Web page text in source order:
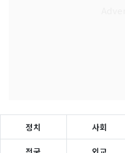
정치 사회